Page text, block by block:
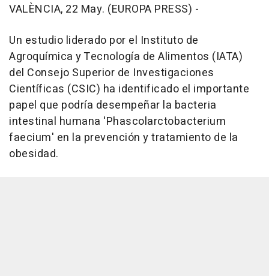
VALÈNCIA, 22 May. (EUROPA PRESS) -
Un estudio liderado por el Instituto de
Agroquímica y Tecnología de Alimentos (IATA)
del Consejo Superior de Investigaciones
Científicas (CSIC) ha identificado el importante
papel que podría desempeñar la bacteria
intestinal humana 'Phascolarctobacterium
faecium' en la prevención y tratamiento de la
obesidad.